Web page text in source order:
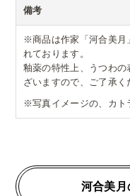
備考
※商品は作家「河合美月
れております。
釉薬の特性上、うつわ
ざいますので、ご了承く
※写真イメージの、カト
河合美